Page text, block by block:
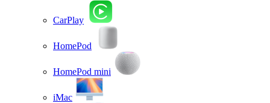
CarPlay
HomePod
HomePod mini
iMac